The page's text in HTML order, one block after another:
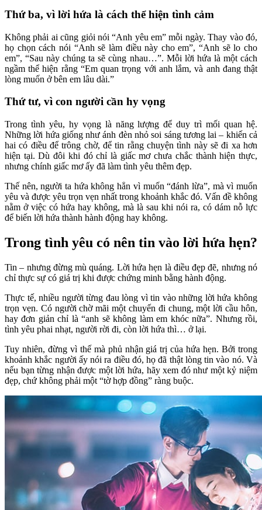
Thứ ba, vì lời hứa là cách thể hiện tình cảm
Không phải ai cũng giỏi nói “Anh yêu em” mỗi ngày. Thay vào đó,
họ chọn cách nói “Anh sẽ làm điều này cho em”, “Anh sẽ lo cho
em”, “Sau này chúng ta sẽ cùng nhau…”. Mỗi lời hứa là một cách
ngầm thể hiện rằng “Em quan trọng với anh lắm, và anh đang thật
lòng muốn ở bên em lâu dài.”
Thứ tư, vì con người cần hy vọng
Trong tình yêu, hy vọng là năng lượng để duy trì mối quan hệ.
Những lời hứa giống như ánh đèn nhỏ soi sáng tương lai – khiến cả
hai có điều để trông chờ, để tin rằng chuyện tình này sẽ đi xa hơn
hiện tại. Dù đôi khi đó chỉ là giấc mơ chưa chắc thành hiện thực,
nhưng chính giấc mơ ấy đã làm tình yêu thêm đẹp.
Thế nên, người ta hứa không hẳn vì muốn “đánh lừa”, mà vì muốn
yêu và được yêu trọn vẹn nhất trong khoảnh khắc đó. Vấn đề không
nằm ở việc có hứa hay không, mà là sau khi nói ra, có dám nỗ lực
để biến lời hứa thành hành động hay không.
Trong tình yêu có nên tin vào lời hứa hẹn?
Tin – nhưng đừng mù quáng. Lời hứa hẹn là điều đẹp đẽ, nhưng nó
chỉ thực sự có giá trị khi được chứng minh bằng hành động.
Thực tế, nhiều người từng đau lòng vì tin vào những lời hứa không
trọn vẹn. Có người chờ mãi một chuyến đi chung, một lời cầu hôn,
hay đơn giản chỉ là “anh sẽ không làm em khóc nữa”. Nhưng rồi,
tình yêu phai nhạt, người rời đi, còn lời hứa thì… ở lại.
Tuy nhiên, đừng vì thế mà phủ nhận giá trị của hứa hẹn. Bởi trong
khoảnh khắc người ấy nói ra điều đó, họ đã thật lòng tin vào nó. Và
nếu bạn từng nhận được một lời hứa, hãy xem đó như một kỷ niệm
đẹp, chứ không phải một “tờ hợp đồng” ràng buộc.